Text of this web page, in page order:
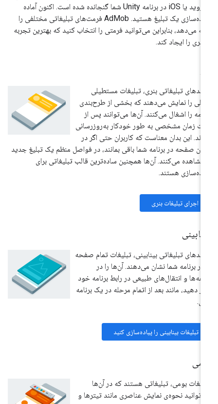
اندروید یا iOS در برنامه Unity شما گنجانده شده است. اکنون آماده
پیاده‌سازی یک تبلیغ هستید. AdMob فرمت‌های تبلیغاتی مختلفی را
می‌دهد، بنابراین می‌توانید فرمتی را انتخاب کنید که بهترین تجربه
را ایجاد کند.
تبلیغاتی بنری، تبلیغات مستطیلی
را نمایش می‌دهند که بخشی از طرح‌بندی
را اشغال می‌کنند. آن‌ها می‌توانند پس از
زمان مشخصی به طور خودکار به‌روزرسانی
این بدان معناست که کاربران حتی اگر در
صفحه در برنامه شما باقی بمانند، در فواصل منظم یک تبلیغ جدید
مشاهده می‌کنند. آن‌ها همچنین ساده‌ترین قالب تبلیغاتی برای
هستند.
اجرای تبلیغات بنری
تبلیغاتی بینابینی، تبلیغات تمام صفحه
در برنامه شما نشان می‌دهند. آن‌ها را در
و انتقال‌های طبیعی در رابط برنامه خود
دهید، مانند بعد از اتمام مرحله در یک برنامه
تبلیغات بینابینی را پیاده‌سازی کنید
بومی، تبلیغاتی هستند که در آن‌ها
نحوه‌ی نمایش عناصری مانند تیترها و